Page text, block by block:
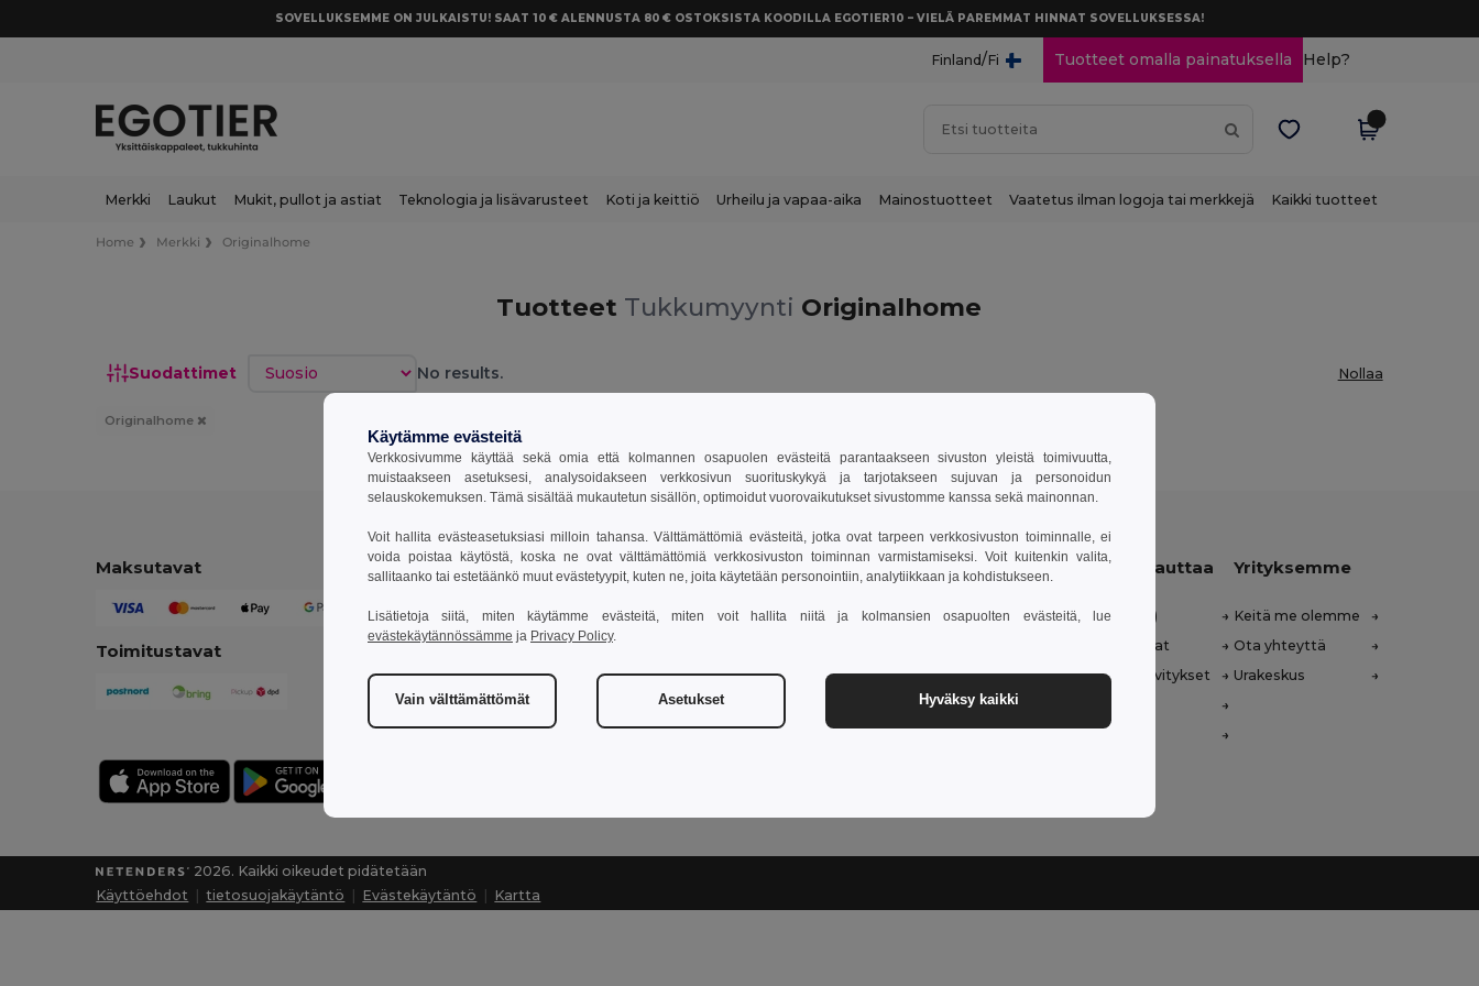
SOVELLUKSEMME ON JULKAISTU! SAAT 10 € ALENNUSTA 80 € OSTOKSISTA KOODILLA EGOTIER10 – VIELÄ PAREMMAT HINNAT SOVELLUKSESSA!
Finland/Fi Tuotteet omalla painatuksella Help?
Merkki Laukut Mukit, pullot ja astiat Teknologia ja lisävarusteet Koti ja keittiö Urheilu ja vapaa-aika Mainostuotteet Vaatetus ilman logoja tai merkkejä Kaikki tuotteet
Home Merkki Originalhome
Tuotteet Tukkumyynti Originalhome
Suodattimet Lajittele No results. Nollaa
Originalhome
Maksutavat
Toimitustavat
Ota yhteyttä
Asiakaspalvelu
customerservice@egotier.fi
Myynti
sales@egotier.fi
Anna meidän auttaa
Ohjekeskus (FAQ)
Tukkumyyntihinnat
Palautukset & Hyvitykset
Yrityksemme
Keitä me olemme
Ota yhteyttä
Urakeskus
2026. Kaikki oikeudet pidätetään
Käyttöehdot |tietosuojakäytäntö | Evästekäytäntö | Kartta
Käytämme evästeitä
Verkkosivumme käyttää sekä omia että kolmannen osapuolen evästeitä parantaakseen sivuston yleistä toimivuutta,
muistaakseen asetuksesi, analysoidakseen verkkosivun suorituskykyä ja tarjotakseen sujuvan ja personoidun
selauskokemuksen. Tämä sisältää mukautetun sisällön, optimoidut vuorovaikutukset sivustomme kanssa sekä mainonnan.
Voit hallita evästeasetuksiasi milloin tahansa. Välttämättömiä evästeitä, jotka ovat tarpeen verkkosivuston toiminnalle, ei
voida poistaa käytöstä, koska ne ovat välttämättömiä verkkosivuston toiminnan varmistamiseksi. Voit kuitenkin valita,
sallitaanko tai estetäänkö muut evästetyypit, kuten ne, joita käytetään personointiin, analytiikkaan ja kohdistukseen.
Lisätietoja siitä, miten käytämme evästeitä, miten voit hallita niitä ja kolmansien osapuolten evästeitä, lue
evästekäytännössämme ja Privacy Policy.
Vain välttämättömät Asetukset Hyväksy kaikki